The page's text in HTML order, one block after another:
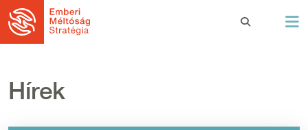
Ugrás a tartalomra
Hírek